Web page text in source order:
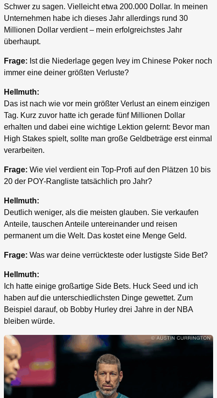
Schwer zu sagen. Vielleicht etwa 200.000 Dollar. In meinen
Unternehmen habe ich dieses Jahr allerdings rund 30
Millionen Dollar verdient – mein erfolgreichstes Jahr
überhaupt.
Frage: Ist die Niederlage gegen Ivey im Chinese Poker noch
immer eine deiner größten Verluste?
Hellmuth:
Das ist nach wie vor mein größter Verlust an einem einzigen
Tag. Kurz zuvor hatte ich gerade fünf Millionen Dollar
erhalten und dabei eine wichtige Lektion gelernt: Bevor man
High Stakes spielt, sollte man große Geldbeträge erst einmal
verarbeiten.
Frage: Wie viel verdient ein Top-Profi auf den Plätzen 10 bis
20 der POY-Rangliste tatsächlich pro Jahr?
Hellmuth:
Deutlich weniger, als die meisten glauben. Sie verkaufen
Anteile, tauschen Anteile untereinander und reisen
permanent um die Welt. Das kostet eine Menge Geld.
Frage: Was war deine verrückteste oder lustigste Side Bet?
Hellmuth:
Ich hatte einige großartige Side Bets. Huck Seed und ich
haben auf die unterschiedlichsten Dinge gewettet. Zum
Beispiel darauf, ob Bobby Hurley drei Jahre in der NBA
bleiben würde.